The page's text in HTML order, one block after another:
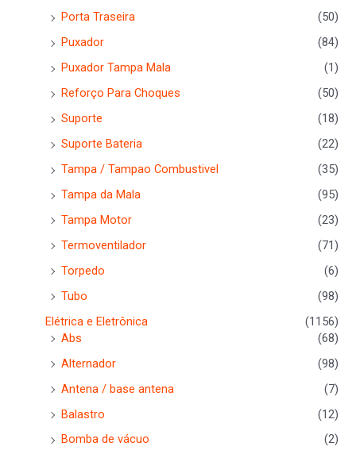
Porta Traseira
(50)
Puxador
(84)
Puxador Tampa Mala
(1)
Reforço Para Choques
(50)
Suporte
(18)
Suporte Bateria
(22)
Tampa / Tampao Combustivel
(35)
Tampa da Mala
(95)
Tampa Motor
(23)
Termoventilador
(71)
Torpedo
(6)
Tubo
(98)
Elétrica e Eletrônica
(1156)
Abs
(68)
Alternador
(98)
Antena / base antena
(7)
Balastro
(12)
Bomba de vácuo
(2)